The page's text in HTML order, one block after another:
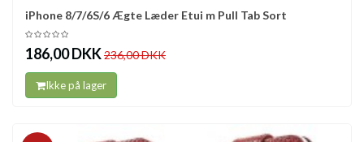
iPhone 8/7/6S/6 Ægte Læder Etui m Pull Tab Sort
186,00 DKK236,00 DKK
Ikke på lager